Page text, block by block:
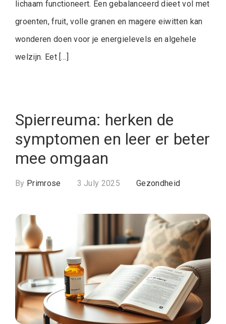
lichaam functioneert. Een gebalanceerd dieet vol met
groenten, fruit, volle granen en magere eiwitten kan
wonderen doen voor je energielevels en algehele
welzijn. Eet […]
Spierreuma: herken de
symptomen en leer er beter
mee omgaan
By Primrose 3 July 2025 Gezondheid